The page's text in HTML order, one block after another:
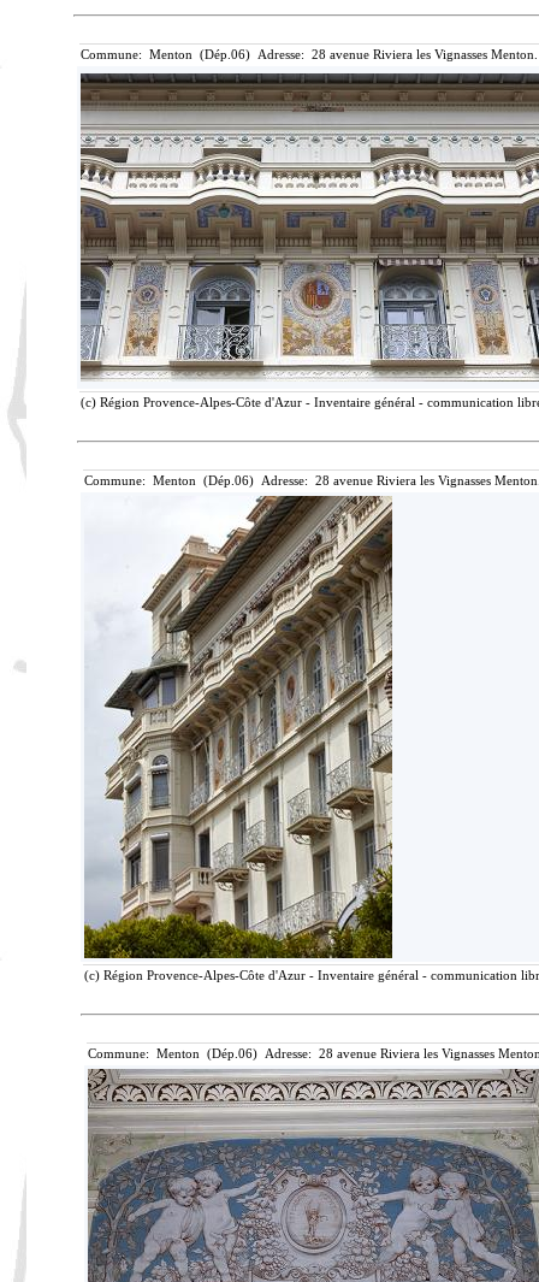
Commune: Menton (Dép.06) Adresse: 28 avenue Riviera les Vignasses
(c) Région Provence-Alpes-Côte d'Azur - Inventaire général - communication
Commune: Menton (Dép.06) Adresse: 28 avenue Riviera les Vignasses
(c) Région Provence-Alpes-Côte d'Azur - Inventaire général - communication
Commune: Menton (Dép.06) Adresse: 28 avenue Riviera les Vignasses